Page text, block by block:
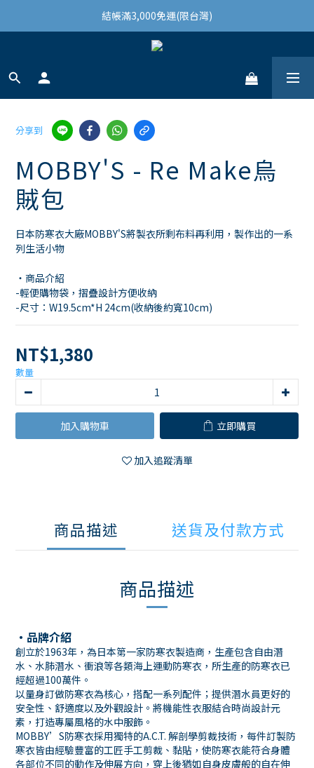
結帳滿3,000免運(限台灣)
結帳滿3,000免運(限台灣)
註冊會員領100購物金
分享到
MOBBY'S - Re Make烏
賊包
日本防寒衣大廠MOBBY'S將製衣所剩布料再利用，製作出的一系
列生活小物
・商品介紹
-輕便購物袋，摺疊設計方便收納
-尺寸：W19.5cm*H 24cm(收納後約寬10cm)
NT$1,380
數量
加入購物車 立即購買
加入追蹤清單
商品描述 送貨及付款方式
商品描述
・品牌介紹
創立於1963年，為日本第一家防寒衣製造商，生產包含自由潛
水、水肺潛水、衝浪等各類海上運動防寒衣，所生產的防寒衣已
經超過100萬件。
以量身訂做防寒衣為核心，搭配一系列配件；提供潛水員更好的
安全性、舒適度以及外觀設計。將機能性衣服結合時尚設計元
素，打造專屬風格的水中服飾。
MOBBY’S防寒衣採用獨特的A.C.T. 解剖學剪裁技術，每件訂製防
寒衣皆由經驗豐富的工匠手工剪裁、黏貼，使防寒衣能符合身體
各部位不同的動作及伸展方向，穿上後猶如自身皮膚般的自在伸